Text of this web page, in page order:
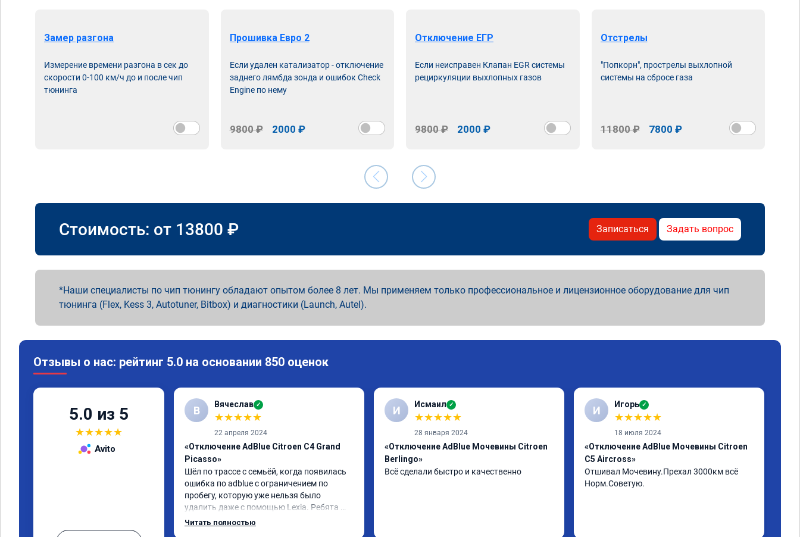
Замер разгона
Измерение времени разгона в сек до
скорости 0-100 км/ч до и после чип
тюнинга
Прошивка Евро 2
Если удален катализатор - отключение
заднего лямбда зонда и ошибок Check
Engine по нему
9800 ₽ 2000 ₽
Отключение ЕГР
Если неисправен Клапан EGR системы
рециркуляции выхлопных газов
9800 ₽ 2000 ₽
Отстрелы
"Попкорн", прострелы выхлопной
системы на сбросе газа
11800 ₽ 7800 ₽
Стоимость: от 13800 ₽ Записаться Задать вопрос
Наши специалисты по чип тюнингу обладают опытом более 8 лет. Мы применяем только профессиональное и лицензионное оборудование для чип
тюнинга (Flex, Kess 3, Autotuner, Bitbox) и диагностики (Launch, Autel).
Отзывы о нас: рейтинг 5.0 на основании 850 оценок
5.0 из 5
★★★★★
Avito
В Вячеслав ✓
★★★★★
22 апреля 2024
«Отключение AdBlue Citroen C4 Grand
Picasso»
Шёл по трассе с семьёй, когда появилась
ошибка по adblue с ограничением по
пробегу, которую уже нельзя было
удалить даже с помощью Lexia. Ребята
пошли навстречу, оперативно приняли и
Читать полностью
И Исмаил ✓
★★★★★
28 января 2024
«Отключение AdBlue Мочевины Citroen
Berlingo»
Всё сделали быстро и качественно
И Игорь ✓
★★★★★
18 июля 2024
«Отключение AdBlue Мочевины Citroen
C5 Aircross»
Отшивал Мочевину.Прехал 3000км всё
Норм.Советую.